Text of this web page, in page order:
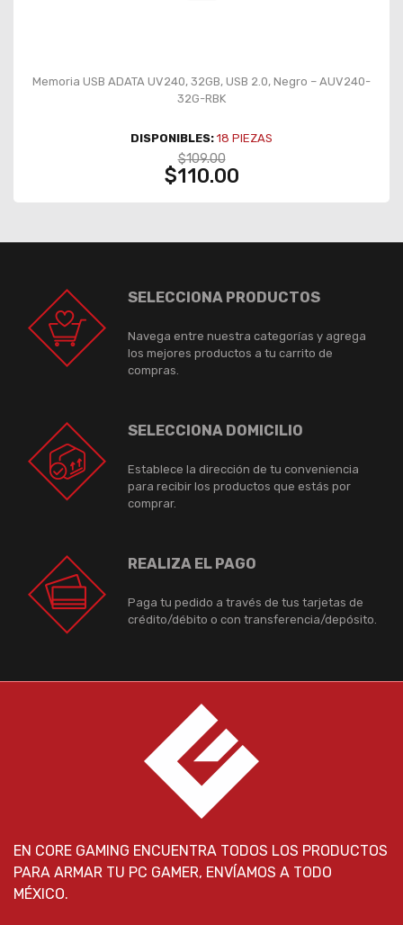
Memoria USB ADATA UV240, 32GB, USB 2.0, Negro – AUV240-
32G-RBK
DISPONIBLES: 18 PIEZAS
$109.00
$110.00
SELECCIONA PRODUCTOS
Navega entre nuestra categorías y agrega
los mejores productos a tu carrito de
compras.
SELECCIONA DOMICILIO
Establece la dirección de tu conveniencia
para recibir los productos que estás por
comprar.
REALIZA EL PAGO
Paga tu pedido a través de tus tarjetas de
crédito/débito o con transferencia/depósito.
EN CORE GAMING ENCUENTRA TODOS LOS PRODUCTOS
PARA ARMAR TU PC GAMER, ENVÍAMOS A TODO
MÉXICO.